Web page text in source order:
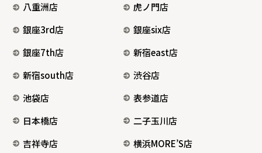
八重洲店
虎ノ門店
銀座3rd店
銀座six店
銀座7th店
新宿east店
新宿south店
渋谷店
池袋店
表参道店
日本橋店
二子玉川店
吉祥寺店
横浜MORE’S店